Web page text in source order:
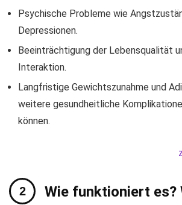
Psychische Probleme wie
Depressionen.
Beeinträchtigung der Lebensqualität
Interaktion.
Langfristige Gewichtszunahme und
weitere gesundheitliche
können.
Wie funktioniert es?